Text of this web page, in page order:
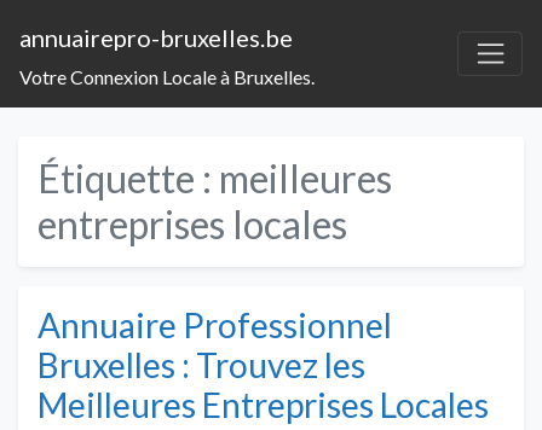
annuairepro-bruxelles.be
Votre Connexion Locale à Bruxelles.
Étiquette : meilleures
entreprises locales
Annuaire Professionnel
Bruxelles : Trouvez les
Meilleures Entreprises Locales